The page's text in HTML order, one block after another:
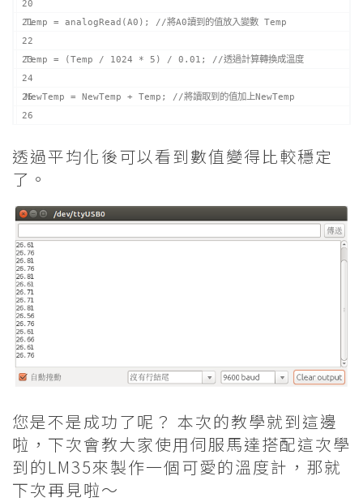
Temp = analogRead(A0); //將A0讀到的值放入變數 Temp
Temp = (Temp / 1024 * 5) / 0.01; //透過計算轉換成溫度
NewTemp = NewTemp + Temp; //將讀取到的值加上NewTemp
}
NewTemp = NewTemp / 10; //將加了10次的值除10得平均
Serial.println(NewTemp); //將溫度顯示在序列埠監控視窗
delay(1000); //延遲 1秒
NewTemp = 0; //將NewTemp清為0
}
view raw
LM35-2.inohosted with byGitHub
透過平均化後可以看到數值變得比較穩定
了。
您是不是成功了呢？ 本次的教學就到這邊
啦，下次會教大家使用伺服馬達搭配這次學
到的LM35來製作一個可愛的溫度計，那就
下次再見啦～